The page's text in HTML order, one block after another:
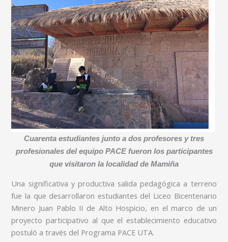
Cuarenta estudiantes junto a dos profesores y tres
profesionales del equipo PACE fueron los participantes
que visitaron la localidad de Mamiña
Una significativa y productiva salida pedagógica a terreno
fue la que desarrollaron estudiantes del Liceo Bicentenario
Minero Juan Pablo II de Alto Hospicio, en el marco de un
proyecto participativo al que el establecimiento educativo
postuló a través del Programa PACE UTA.